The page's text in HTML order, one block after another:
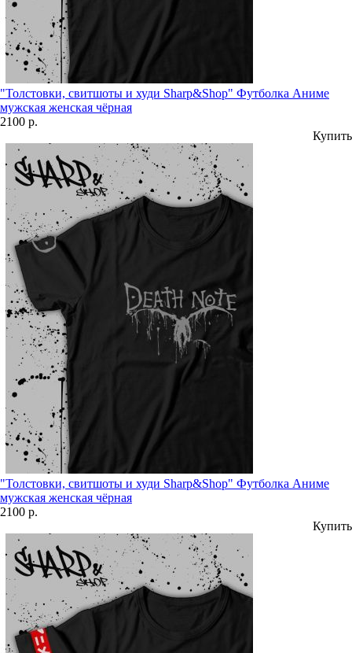
"Толстовки, свитшоты и худи Sharp&Shop" Футболка Аниме
мужская женская чёрная
2100 р.
Купить
"Толстовки, свитшоты и худи Sharp&Shop" Футболка Аниме
мужская женская чёрная
2100 р.
Купить